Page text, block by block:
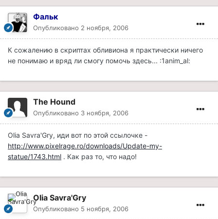
Фальк
Опубликовано 2 ноября, 2006
К сожалению в скриптах обливиона я практически ничего
не понимаю и вряд ли смогу помочь здесь... :1anim_al:
The Hound
Опубликовано 3 ноября, 2006
Olia Savra'Gry, иди вот по этой ссылочке -
http://www.pixelrage.ro/downloads/Update-my-
statue/1743.html . Как раз то, что надо!
Olia Savra'Gry
Опубликовано 5 ноября, 2006